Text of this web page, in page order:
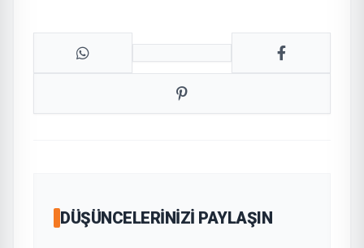
DÜŞÜNCELERINIZI PAYLAŞIN